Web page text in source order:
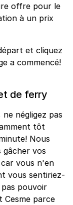
offre pour le
à un prix
et cliquez
a commencé!
de ferry
négligez pas
tôt
Nous
gâcher vos
vous n'en
vous sentiriez-
pouvoir
Cesme parce